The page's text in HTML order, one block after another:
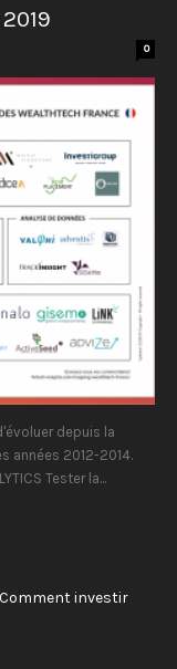
0
depuis la
années 2012-2014.
Tester la...
Comment investir